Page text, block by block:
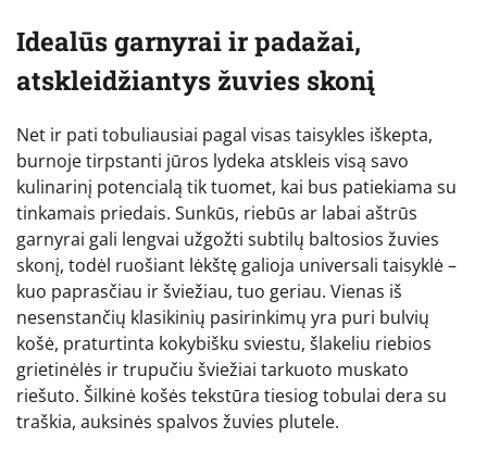
Idealūs garnyrai ir padažai,
atskleidžiantys žuvies skonį
Net ir pati tobuliausiai pagal visas taisykles iškepta,
burnoje tirpstanti jūros lydeka atskleis visą savo
kulinarinį potencialą tik tuomet, kai bus patiekiama su
tinkamais priedais. Sunkūs, riebūs ar labai aštrūs
garnyrai gali lengvai užgožti subtilų baltosios žuvies
skonį, todėl ruošiant lėkštę galioja universali taisyklė –
kuo paprasčiau ir šviežiau, tuo geriau. Vienas iš
nesenstančių klasikinių pasirinkimų yra puri bulvių
košė, praturtinta kokybišku sviestu, šlakeliu riebios
grietinėlės ir trupučiu šviežiai tarkuoto muskato
riešuto. Šilkinė košės tekstūra tiesiog tobulai dera su
traškia, auksinės spalvos žuvies plutele.